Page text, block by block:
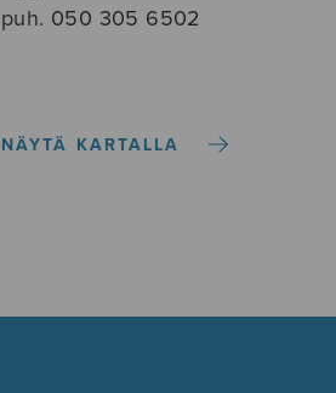
puh. 050 305 6502
NÄYTÄ KARTALLA